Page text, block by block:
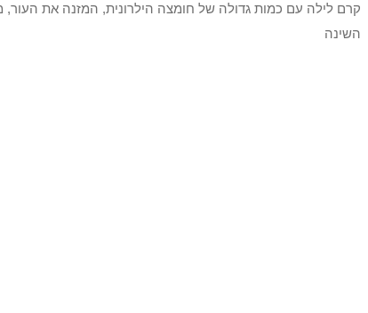
קרם לילה עם כמות גדולה של חומצה הילרונית, המזנה את
השינה